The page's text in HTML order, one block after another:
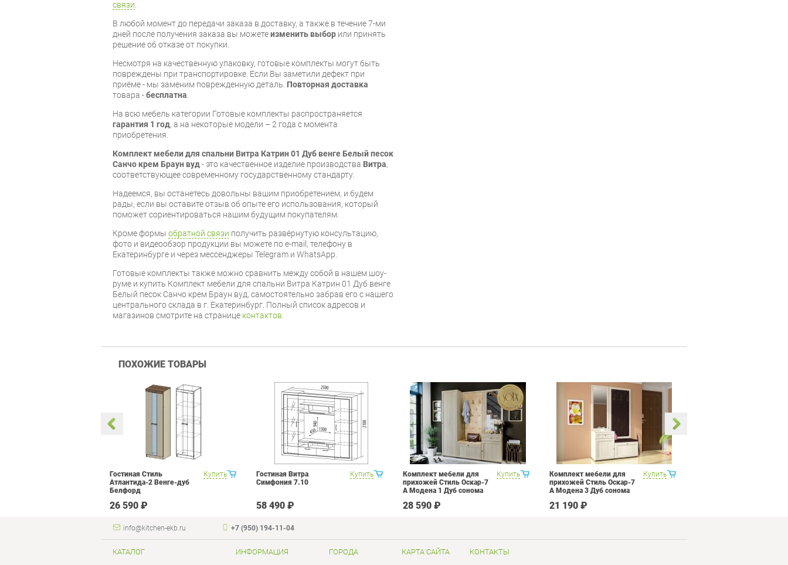
связи.
В любой момент до передачи заказа в доставку, а также в течение 7-ми
дней после получения заказа вы можетеизменить выбор или принять
решение об отказе от покупки.
Несмотря на качественную упаковку, готовые комплекты могут быть
повреждены при транспортировке. Если Вы заметили дефект при
приёме - мы заменим поврежденную деталь. Повторная доставка
товара -бесплатна.
На всю мебель категории Готовые комплекты распространяется
гарантия 1 год, а на некоторые модели – 2 года с момента
приобретения.
Комплект мебели для спальни Витра Катрин 01 Дуб венге Белый песок
Санчо крем Браун вуд- это качественное изделие производства Витра,
соответствующее современному государственному стандарту.
Надеемся, вы останетесь довольны вашим приобретением, и будем
рады, если вы оставите отзыв об опыте его использования, который
поможет сориентироваться нашим будущим покупателям.
Кроме формы обратной связи получить развёрнутую консультацию,
фото и видеообзор продукции вы можете по e-mail, телефону в
Екатеринбурге и через мессенджеры Telegram и WhatsApp.
Готовые комплекты также можно сравнить между собой в нашем шоу-
руме и купить Комплект мебели для спальни Витра Катрин 01 Дуб венге
Белый песок Санчо крем Браун вуд, самостоятельно забрав его с нашего
центрального склада в г. Екатеринбург. Полный список адресов и
магазинов смотрите на странице контактов.
ПОХОЖИЕ ТОВАРЫ
Купить
Гостиная Стиль
Атлантида-2 Венге-дуб
Белфорд
26 590 ₽
Купить
Гостиная Витра
Симфония 7.10
58 490 ₽
Купить
Комплект мебели для
прихожей Стиль Оскар-7
А Модена 1 Дуб сонома
28 590 ₽
Купить
Комплект мебели для
прихожей Стиль Оскар-7
А Модена 3 Дуб сонома
21 190 ₽
info@kitchen-ekb.ru +7 (950) 194-11-04
КАТАЛОГ ИНФОРМАЦИЯ ГОРОДА КАРТА САЙТА КОНТАКТЫ